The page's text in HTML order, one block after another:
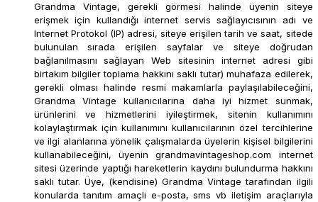
Grandma Vintage, gerekli görmesi halinde üyenin siteye
erişmek için kullandığı internet servis sağlayıcısının adı ve
Internet Protokol (IP) adresi, siteye erişilen tarih ve saat, sitede
bulunulan sırada erişilen sayfalar ve siteye doğrudan
bağlanılmasını sağlayan Web sitesinin internet adresi gibi
birtakım bilgiler toplama hakkını saklı tutar) muhafaza edilerek,
gerekli olması halinde resmi makamlarla paylaşılabileceğini,
Grandma Vintage kullanıcılarına daha iyi hizmet sunmak,
ürünlerini ve hizmetlerini iyileştirmek, sitenin kullanımını
kolaylaştırmak için kullanımını kullanıcılarının özel tercihlerine
ve ilgi alanlarına yönelik çalışmalarda üyelerin kişisel bilgilerini
kullanabileceğini, üyenin grandmavintageshop.com internet
sitesi üzerinde yaptığı hareketlerin kaydını bulundurma hakkını
saklı tutar. Üye, (kendisine) Grandma Vintage tarafından ilgili
konularda tanıtım amaçlı e-posta, sms vb iletişim araçlarıyla